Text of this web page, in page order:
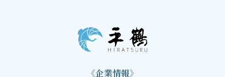
《企業情報》